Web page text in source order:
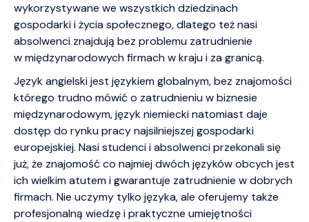
wykorzystywane we wszystkich dziedzinach
gospodarki i życia społecznego, dlatego też nasi
absolwenci znajdują bez problemu zatrudnienie
w międzynarodowych firmach w kraju i za granicą.
Język angielski jest językiem globalnym, bez znajomości
którego trudno mówić o zatrudnieniu w biznesie
międzynarodowym, język niemiecki natomiast daje
dostęp do rynku pracy najsilniejszej gospodarki
europejskiej. Nasi studenci i absolwenci przekonali się
już, że znajomość co najmiej dwóch języków obcych jest
ich wielkim atutem i gwarantuje zatrudnienie w dobrych
firmach. Nie uczymy tylko języka, ale oferujemy także
profesjonalną wiedzę i praktyczne umiejętności